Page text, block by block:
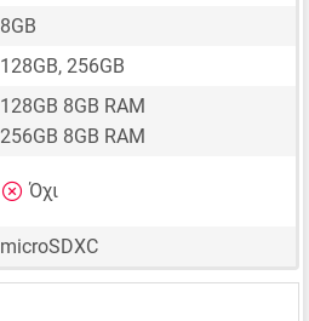
8GB
128GB, 256GB
128GB 8GB RAM
256GB 8GB RAM
Όχι
microSDXC